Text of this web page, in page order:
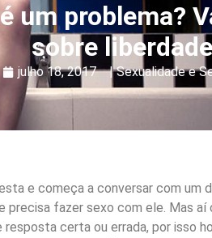
um problema?
sobre
julho 18, 2017 |Sexualidade e
e começa a conversar com um
fazer sexo com ele. Mas aí
certa ou errada, por isso